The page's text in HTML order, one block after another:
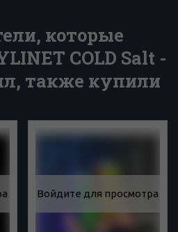
которые
COLD Salt -
также купили
Войдите для просмотра